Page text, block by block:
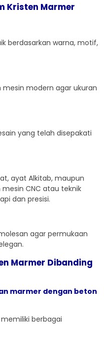
Kristen Marmer
berdasarkan warna, motif,
modern agar ukuran
yang telah disepakati
ayat Alkitab, maupun
CNC atau teknik
dan presisi.
agar permukaan
Marmer Dibanding
marmer dengan beton
berbagai